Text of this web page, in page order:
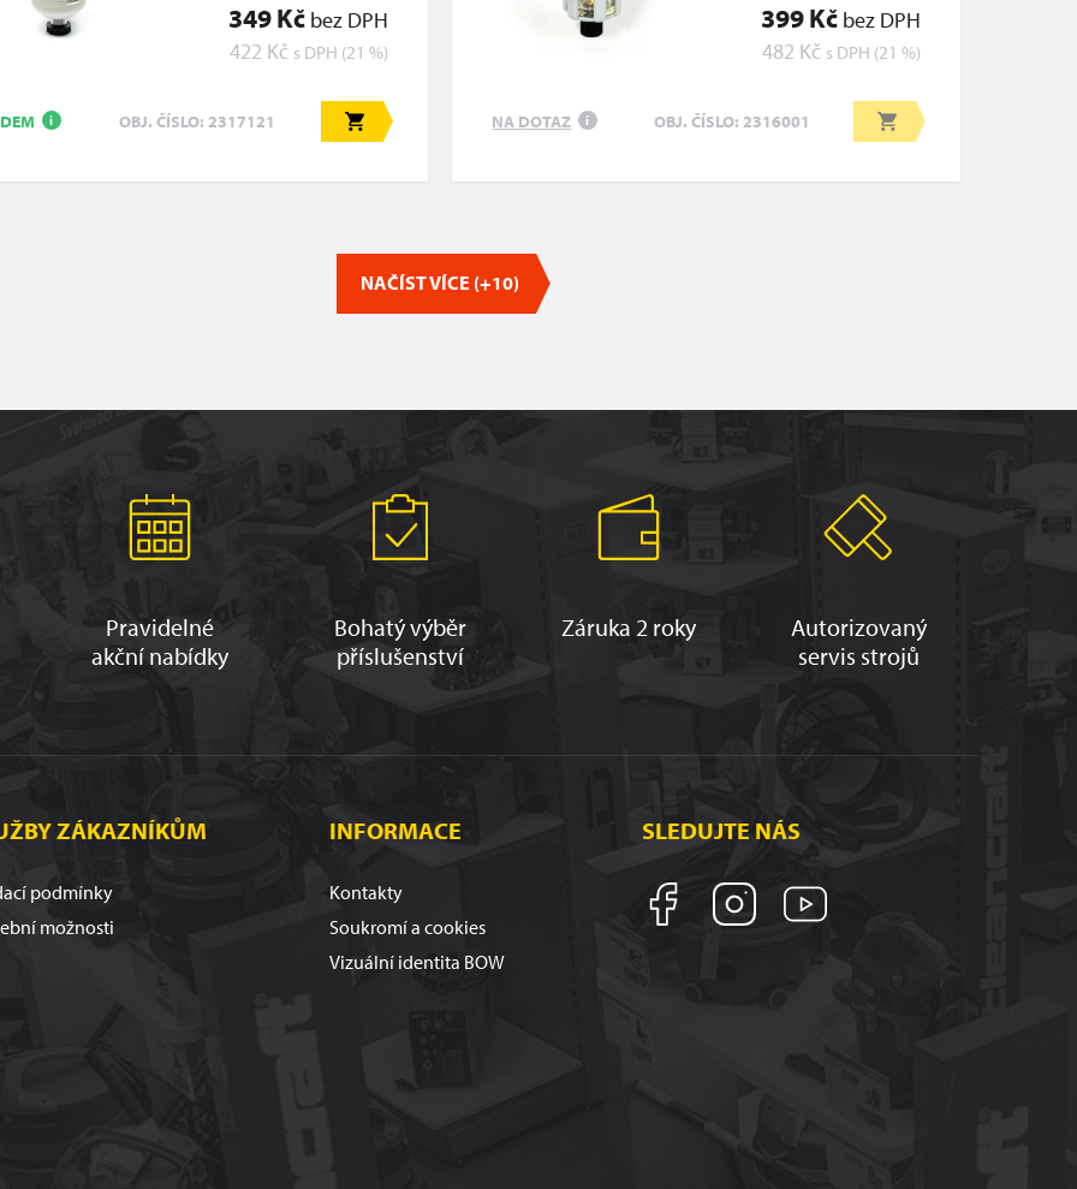
349 Kč bez DPH
422 Kč s DPH (21 %)
i OBJ. ČÍSLO: 2317121
399 Kč bez DPH
482 Kč s DPH (21 %)
NA DOTAZ i OBJ. ČÍSLO: 2316001
NAČÍST VÍCE (+10)
Pravidelné
akční nabídky
Bohatý výběr
příslušenství
Záruka 2 roky
Autorizovaný
servis strojů
ZÁKAZNÍKŮM
podmínky
možnosti
INFORMACE
Kontakty
Soukromí a cookies
Vizuální identita BOW
SLEDUJTE NÁS